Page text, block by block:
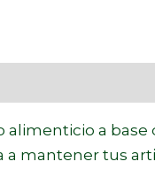
a base
a mantener tus